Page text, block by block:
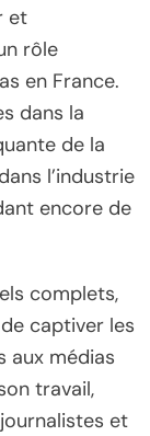
et
rôle
en France.
dans la
de la
l’industrie
encore de
complets,
captiver les
aux médias
travail,
et